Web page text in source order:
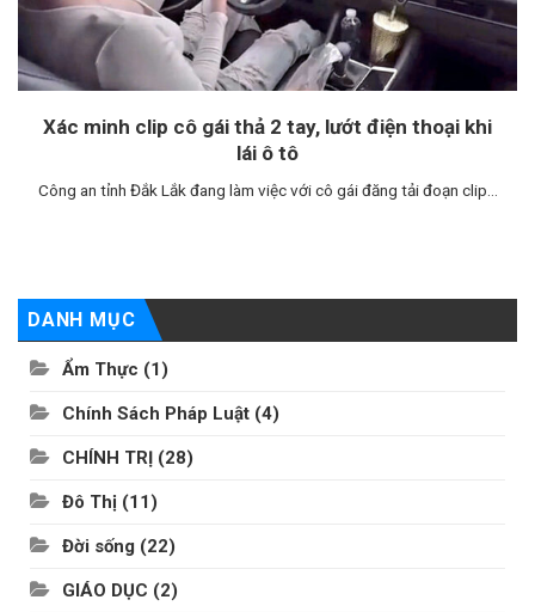
DANH MỤC
Ẩm Thực (1)
Chính Sách Pháp Luật (4)
CHÍNH TRỊ (28)
Đô Thị (11)
Đời sống (22)
GIÁO DỤC (2)
Xác minh clip cô gái thả 2 tay, lướt điện thoại khi
lái ô tô
Công an tỉnh Đắk Lắk đang làm việc với cô gái đăng tải đoạn clip...